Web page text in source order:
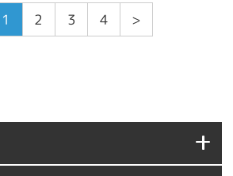
1 2 3 4 >